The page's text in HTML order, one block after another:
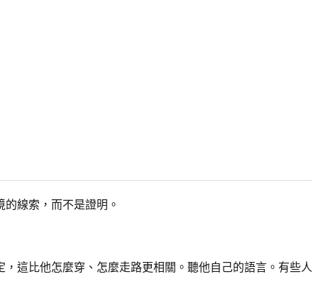
線索，而不是證明。
這比他怎麼穿、怎麼走路更相關。聽他自己的語言。有些人